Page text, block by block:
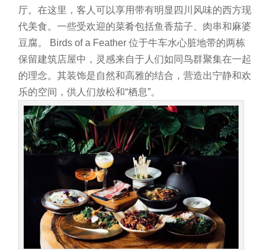
厅。在这里，客人可以享用带有明显四川风味的西方现
代美食。一些受欢迎的菜肴包括鱼香茄子、肉串和麻婆
豆腐。
Birds of a Feather 位于牛车水心脏地带的两栋
保留建筑店屋中，灵感来自于人们如同鸟群聚集在一起
的理念。其装饰是自然和高雅的结合，营造出宁静和欢
乐的空间，供人们放松和“栖息”。